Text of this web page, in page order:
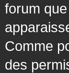
forum
Comme
des